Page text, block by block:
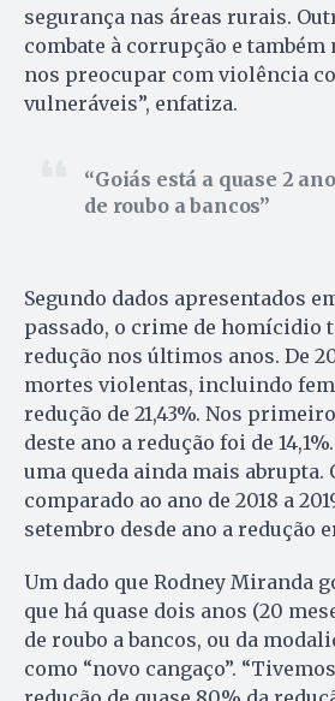
segurança nas áreas rurais.
combate à corrupção e também
nos preocupar com violência
vulneráveis”, enfatiza.
Goiás está a quase 2
de roubo a bancos
Segundo dados apresentados
passado, o crime de homícidio
redução nos últimos anos. De
mortes violentas, incluindo
redução de 21,43%. Nos
deste ano a redução foi de
uma queda ainda mais abrupta.
comparado ao ano de 2018 a
setembro desde ano a redução
Um dado que Rodney Miranda
que há quase dois anos (20
de roubo a bancos, ou da
como “novo cangaço”.